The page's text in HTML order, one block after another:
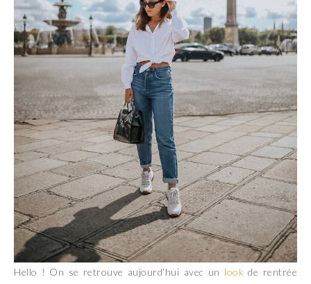
Hello ! On se retrouve aujourd’hui avec un look de rentrée